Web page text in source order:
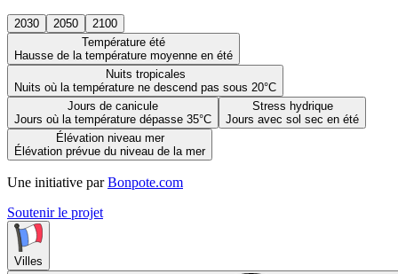
2030 2050
2100
Température été
Hausse de la température moyenne en été
Nuits tropicales
Nuits où la température ne descend pas sous 20°C
Jours de canicule
Jours où la température dépasse 35°C
Stress hydrique
Jours avec sol sec en été
Élévation niveau mer
Élévation prévue du niveau de la mer
Une initiative par Bonpote.com
Soutenir le projet
Villes